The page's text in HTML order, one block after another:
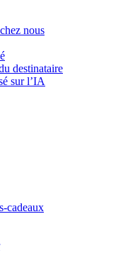
nous
destinataire
sur l’IA
cadeaux